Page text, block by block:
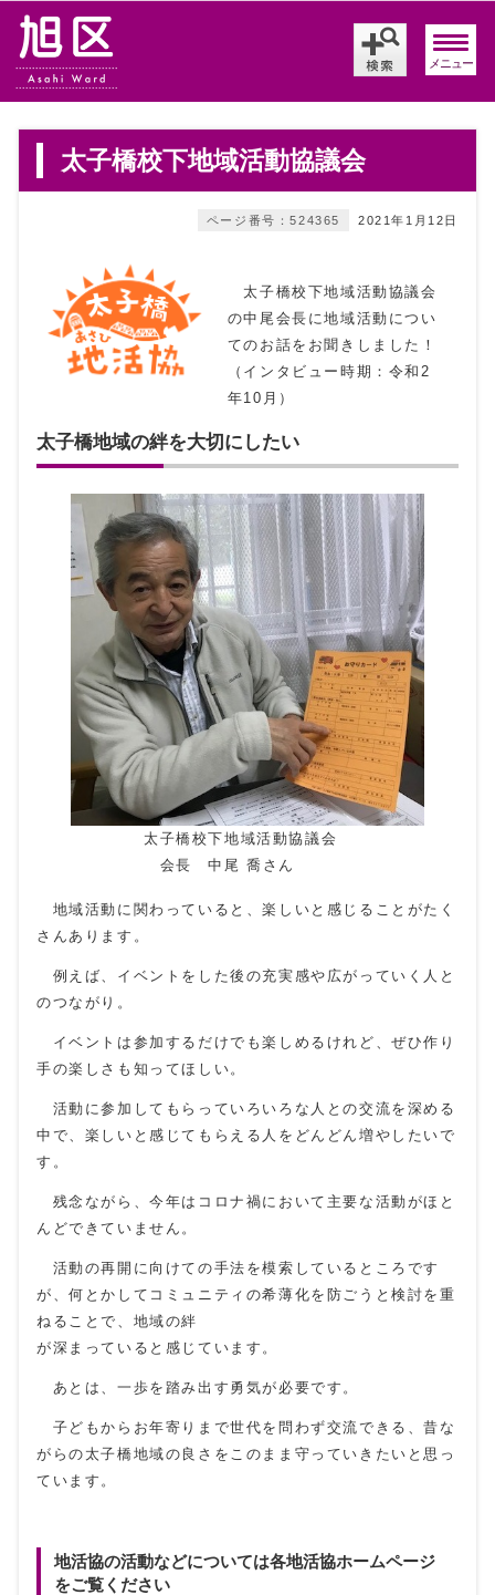
メニュー
太子橋校下地域活動協議会
2021年1月12日
ページ番号：524365
太子橋校下地域活動協議会
の中尾会長に地域活動につい
てのお話をお聞きしました！
（インタビュー時期：令和2
年10月）
太子橋地域の絆を大切にしたい
太子橋校下地域活動協議会
会長 中尾 喬さん
地域活動に関わっていると、楽しいと感じることがたく
さんあります。
例えば、イベントをした後の充実感や広がっていく人と
のつながり。
イベントは参加するだけでも楽しめるけれど、ぜひ作り
手の楽しさも知ってほしい。
活動に参加してもらっていろいろな人との交流を深める
中で、楽しいと感じてもらえる人をどんどん増やしたいで
す。
残念ながら、今年はコロナ禍において主要な活動がほと
んどできていません。
活動の再開に向けての手法を模索しているところです
が、何とかしてコミュニティの希薄化を防ごうと検討を重
ねることで、地域の絆
が深まっていると感じています。
あとは、一歩を踏み出す勇気が必要です。
子どもからお年寄りまで世代を問わず交流できる、昔な
がらの太子橋地域の良さをこのまま守っていきたいと思っ
ています。
地活協の活動などについては各地活協ホームページ
をご覧ください